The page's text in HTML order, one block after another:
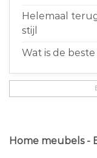
Helemaal
stijl
Wat is de
Home meubels -